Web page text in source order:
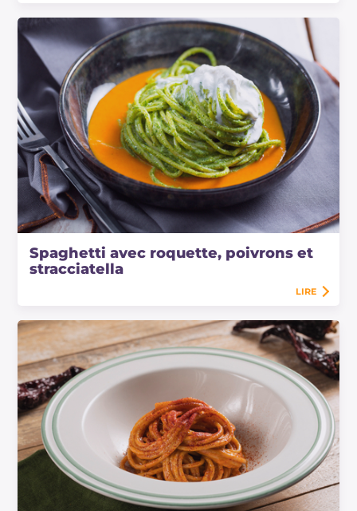
Spaghetti avec roquette, poivrons et
stracciatella
LIRE